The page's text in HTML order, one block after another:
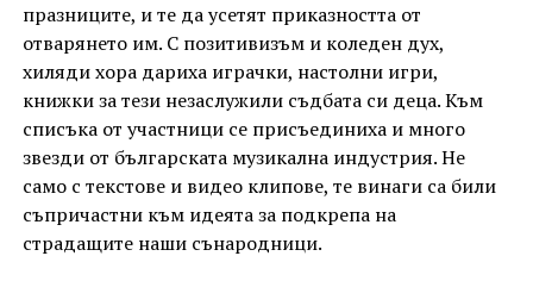
празниците, и те да усетят приказността от
отварянето им. С позитивизъм и коледен дух,
хиляди хора дариха играчки, настолни игри,
книжки за тези незаслужили съдбата си деца. Към
списъка от участници се присъединиха и много
звезди от българската музикална индустрия. Не
само с текстове и видео клипове, те винаги са били
съпричастни към идеята за подкрепа на
страдащите наши сънародници.